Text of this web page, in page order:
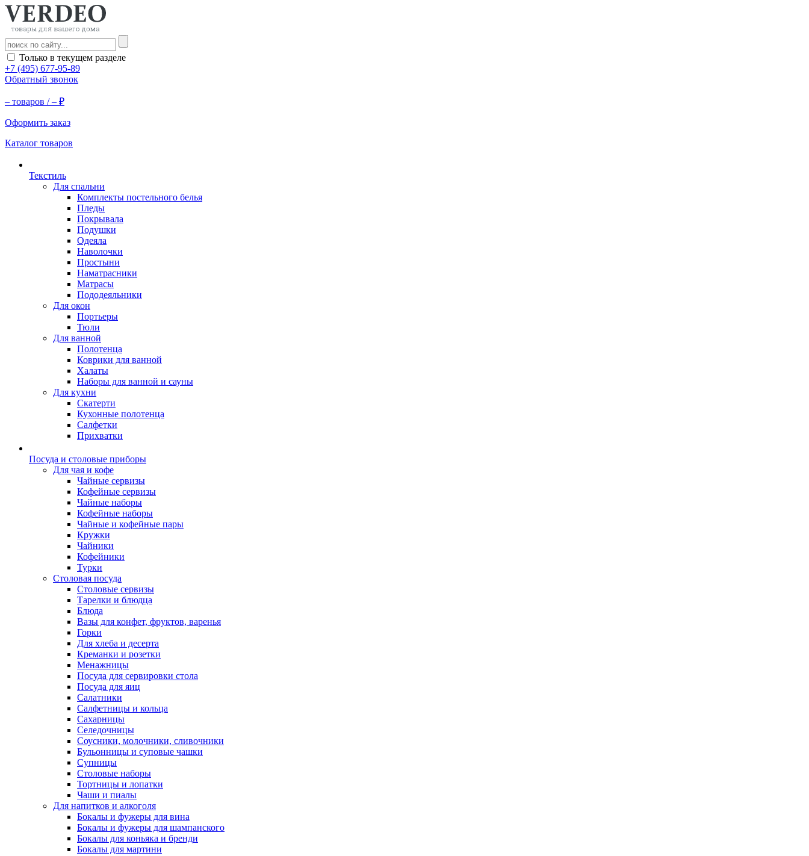
Только в текущем разделе
+7 (495) 677-95-89
Обратный звонок
– товаров /– ₽
Оформить заказ
Каталог товаров
Текстиль
Для спальни
Комплекты постельного белья
Пледы
Покрывала
Подушки
Одеяла
Наволочки
Простыни
Наматрасники
Матрасы
Пододеяльники
Для окон
Портьеры
Тюли
Для ванной
Полотенца
Коврики для ванной
Халаты
Наборы для ванной и сауны
Для кухни
Скатерти
Кухонные полотенца
Салфетки
Прихватки
Посуда и столовые приборы
Для чая и кофе
Чайные сервизы
Кофейные сервизы
Чайные наборы
Кофейные наборы
Чайные и кофейные пары
Кружки
Чайники
Кофейники
Турки
Столовая посуда
Столовые сервизы
Тарелки и блюдца
Блюда
Вазы для конфет, фруктов, варенья
Горки
Для хлеба и десерта
Креманки и розетки
Менажницы
Посуда для сервировки стола
Посуда для яиц
Салатники
Салфетницы и кольца
Сахарницы
Селедочницы
Соусники, молочники, сливочники
Бульонницы и суповые чашки
Супницы
Столовые наборы
Тортницы и лопатки
Чаши и пиалы
Для напитков и алкоголя
Бокалы и фужеры для вина
Бокалы и фужеры для шампанского
Бокалы для коньяка и бренди
Бокалы для мартини